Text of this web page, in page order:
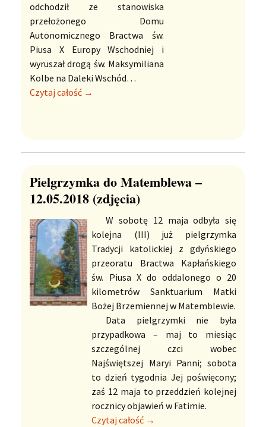
odchodził ze stanowiska
przełożonego Domu
Autonomicznego Bractwa św.
Piusa X Europy Wschodniej i
wyruszał drogą św. Maksymiliana
Kolbe na Daleki Wschód…
Czytaj całość →
Pielgrzymka do Matemblewa –
12.05.2018 (zdjęcia)
W sobotę 12 maja odbyła się
kolejna (III) już pielgrzymka
Tradycji katolickiej z gdyńskiego
przeoratu Bractwa Kapłańskiego
św. Piusa X do oddalonego o 20
kilometrów Sanktuarium Matki
Bożej Brzemiennej w Matemblewie.
Data pielgrzymki nie była
przypadkowa – maj to miesiąc
szczególnej czci wobec
Najświętszej Maryi Panni; sobota
to dzień tygodnia Jej poświęcony;
zaś 12 maja to przeddzień kolejnej
rocznicy objawień w Fatimie.
Czytaj całość →